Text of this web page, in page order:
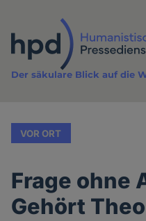
Inhalt
Der säkulare Blick auf die
VOR ORT
Frage ohne
Gehört